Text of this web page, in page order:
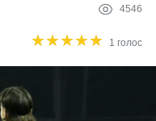
4546
★★★★★
★★★★★ 1 голос